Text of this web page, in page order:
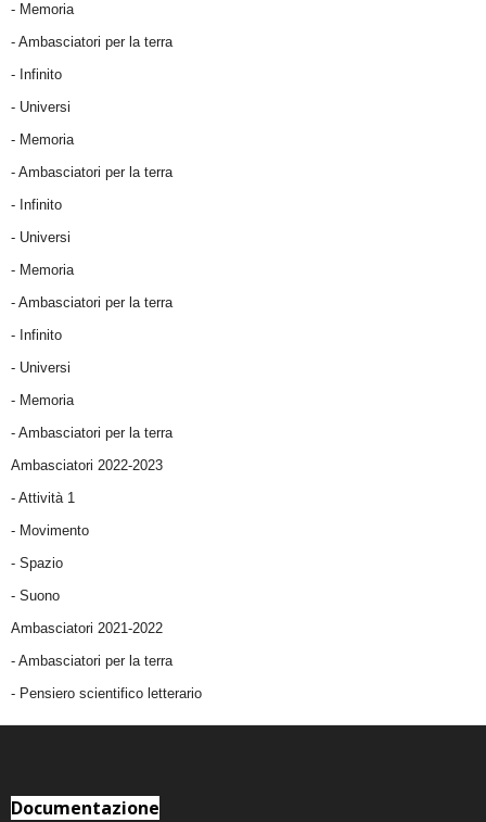
- Memoria
- Ambasciatori per la terra
- Infinito
- Universi
- Memoria
- Ambasciatori per la terra
- Infinito
- Universi
- Memoria
- Ambasciatori per la terra
- Infinito
- Universi
- Memoria
- Ambasciatori per la terra
Ambasciatori 2022-2023
- Attività 1
- Movimento
- Spazio
- Suono
Ambasciatori 2021-2022
- Ambasciatori per la terra
- Pensiero scientifico letterario
Documentazione